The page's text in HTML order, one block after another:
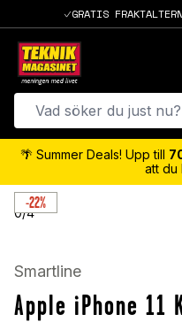
GRATIS
🌴 Summer Deals! Upp till
att
-22%
0/4
Smartline
Apple iPhone